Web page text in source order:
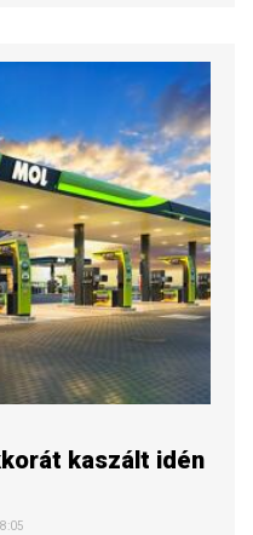
kaszált idén